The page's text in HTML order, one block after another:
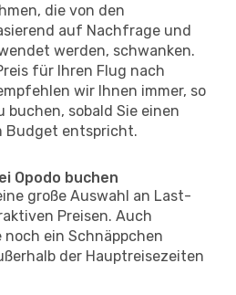
die von den
auf Nachfrage und
werden, schwanken.
für Ihren Flug nach
wir Ihnen immer, so
buchen, sobald Sie einen
Budget entspricht.
Opodo buchen
große Auswahl an Last-
Preisen. Auch
ein Schnäppchen
der Hauptreisezeiten